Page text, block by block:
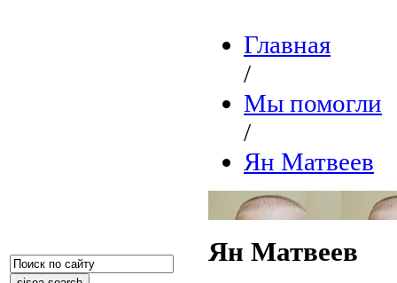
Главная
/
Мы помогли
/
Ян Матвеев
Ян Матвеев